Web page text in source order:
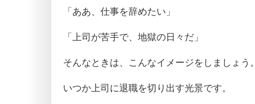
「ああ、仕事を辞めたい」
「上司が苦手で、地獄の日々だ」
そんなときは、こんなイメージをしましょう。
いつか上司に退職を切り出す光景です。